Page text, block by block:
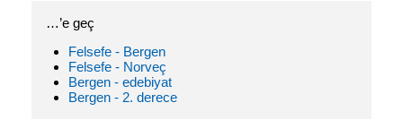
…’e geç
Felsefe - Bergen
Felsefe - Norveç
Bergen - edebiyat
Bergen - 2. derece